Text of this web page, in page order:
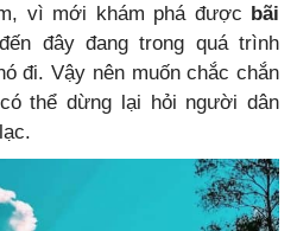
vì mới khám phá được bãi
đây đang trong quá trình
đi. Vậy nên muốn chắc chắn
thể dừng lại hỏi người dân